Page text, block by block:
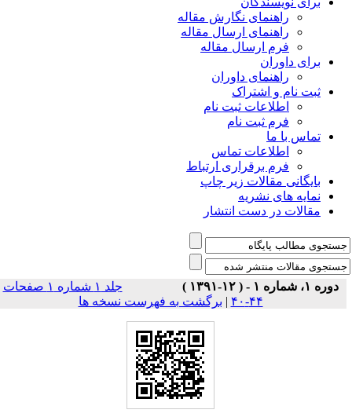
راهنمای نگارش مقاله
راهنمای ارسال مقاله
فرم ارسال مقاله
برای داوران
راهنمای داوران
ثبت نام و اشتراک
اطلاعات ثبت نام
فرم ثبت نام
تماس با ما
اطلاعات تماس
فرم برقراری ارتباط
بایگانی مقالات زیر چاپ
نمایه های نشریه
مقالات در دست انتشار
دوره ۱، شماره ۱ - ( ۱۲-۱۳۹۱ )
جلد ۱ شماره ۱ صفحات
۴۴-۴۰
|برگشت به فهرست نسخه ها